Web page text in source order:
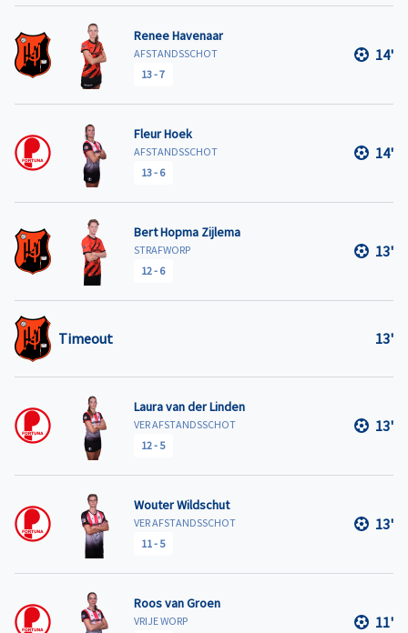
Renee Havenaar
AFSTANDSSCHOT
13-7
14'
Fleur Hoek
AFSTANDSSCHOT
13- 6
14'
Bert Hopma Zijlema
STRAFWORP
12- 6
13'
Timeout 13'
Laura van der Linden
VER AFSTANDSSCHOT
12-5
13'
Wouter Wildschut
VER AFSTANDSSCHOT
11-5
13'
Roos van Groen
VRIJE WORP
11'